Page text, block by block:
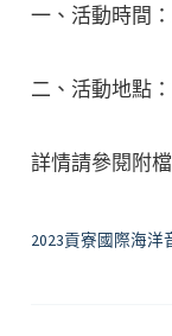
一、活動時間：
二、活動地點
詳情請參閱附檔
2023貢寮國際海洋